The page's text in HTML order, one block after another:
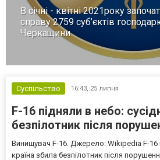
В січні - квітні 2021року
справу 2759 суб’єктів
Черкащини
Суспільство 16:43, 25 липня
F-16 підняли в небо:
безпілотник після
Винищувач F-16. Джерело: Wikipedia F-16
країна збила безпілотник після